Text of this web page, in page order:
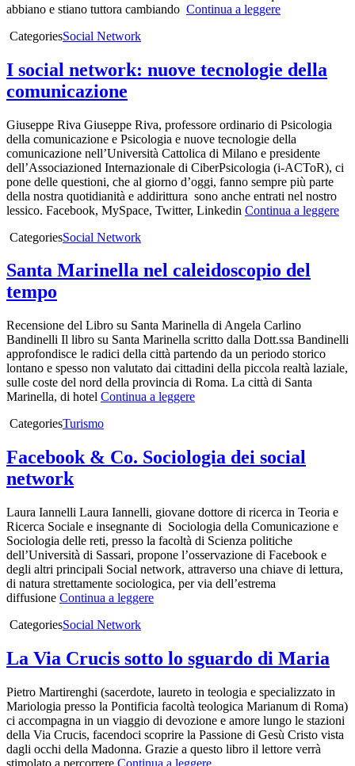
abbiano e stiano tuttora cambiando Continua a leggere
CategoriesSocial Network
I social network: nuove tecnologie della
comunicazione
Giuseppe Riva Giuseppe Riva, professore ordinario di Psicologia
della comunicazione e Psicologia e nuove tecnologie della
comunicazione nell’Università Cattolica di Milano e presidente
dell’Associazioned Internazionale di CiberPsicologia (i-ACToR), ci
pone delle questioni, che al giorno d’oggi, fanno sempre più parte
della nostra quotidianità e addirittura sono anche entrati nel nostro
lessico. Facebook, MySpace, Twitter, Linkedin Continua a leggere
CategoriesSocial Network
Santa Marinella nel caleidoscopio del
tempo
Recensione del Libro su Santa Marinella di Angela Carlino
Bandinelli Il libro su Santa Marinella scritto dalla Dott.ssa Bandinelli
approfondisce le radici della città partendo da un periodo storico
lontano e spesso non valutato dai cittadini della piccola realtà laziale,
sulle coste del nord della provincia di Roma. La città di Santa
Marinella, di hotel Continua a leggere
CategoriesTurismo
Facebook & Co. Sociologia dei social
network
Laura Iannelli Laura Iannelli, giovane dottore di ricerca in Teoria e
Ricerca Sociale e insegnante di Sociologia della Comunicazione e
Sociologia delle reti, presso la facoltà di Scienza politiche
dell’Università di Sassari, propone l’osservazione di Facebook e
degli altri principali Social network, attraverso una chiave di lettura,
di natura strettamente sociologica, per via dell’estrema
diffusione Continua a leggere
CategoriesSocial Network
La Via Crucis sotto lo sguardo di Maria
Pietro Martirenghi (sacerdote, laureto in teologia e specializzato in
Mariologia presso la Pontificia facoltà teologica Marianum di Roma)
ci accompagna in un viaggio di devozione e amore lungo le stazioni
della Via Crucis, facendoci scoprire la Passione di Gesù Cristo vista
dagli occhi della Madonna. Grazie a questo libro il lettore verrà
stimolato a percorrere Continua a leggere